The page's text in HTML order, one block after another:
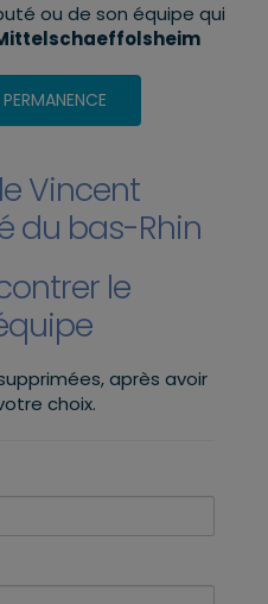
ou de son équipe qui
Vincent
du bas-Rhin
le
après avoir
choix.